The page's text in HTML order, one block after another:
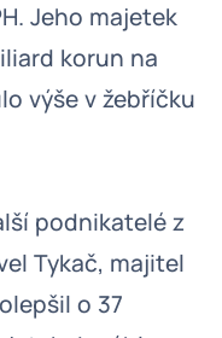
Jeho majetek
korun na
výše v žebříčku
podnikatelé z
Tykač, majitel
o 37